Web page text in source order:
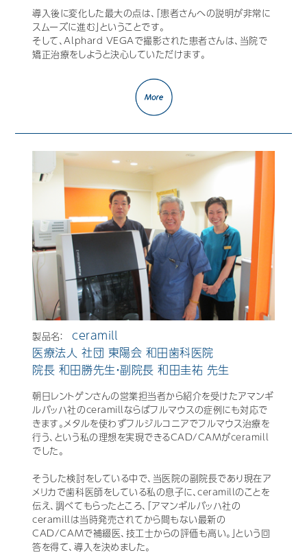
導入後に変化した最大の点は、「患者さんへの説明が非常に
スムーズに進む」ということです。
そして、Alphard VEGAで撮影された患者さんは、当院で
矯正治療をしようと決心していただけます。
製品名：ceramill
医療法人 社団 東陽会 和田歯科医院
院長 和田勝先生・副院長 和田圭祐 先生
朝日レントゲンさんの営業担当者から紹介を受けたアマンギ
ルバッハ社のceramillならばフルマウスの症例にも対応で
きます。メタルを使わずフルジルコニアでフルマウス治療を
行う、という私の理想を実現できるCAD/CAMがceramill
でした。
そうした検討をしている中で、当医院の副院長であり現在ア
メリカで歯科医師をしている私の息子に、ceramillのことを
伝え、調べてもらったところ、「アマンギルバッハ社の
ceramillは当時発売されてから間もない最新の
CAD/CAMで補綴医、技工士からの評価も高い。」という回
答を得て、導入を決めました。